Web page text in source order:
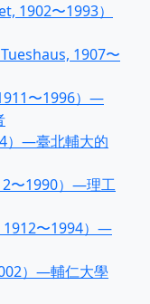
1902〜1993）
1907〜
〜1996）—
）—臺北輔大的
〜1990）—理工
1912〜1994）—
）—輔仁大學